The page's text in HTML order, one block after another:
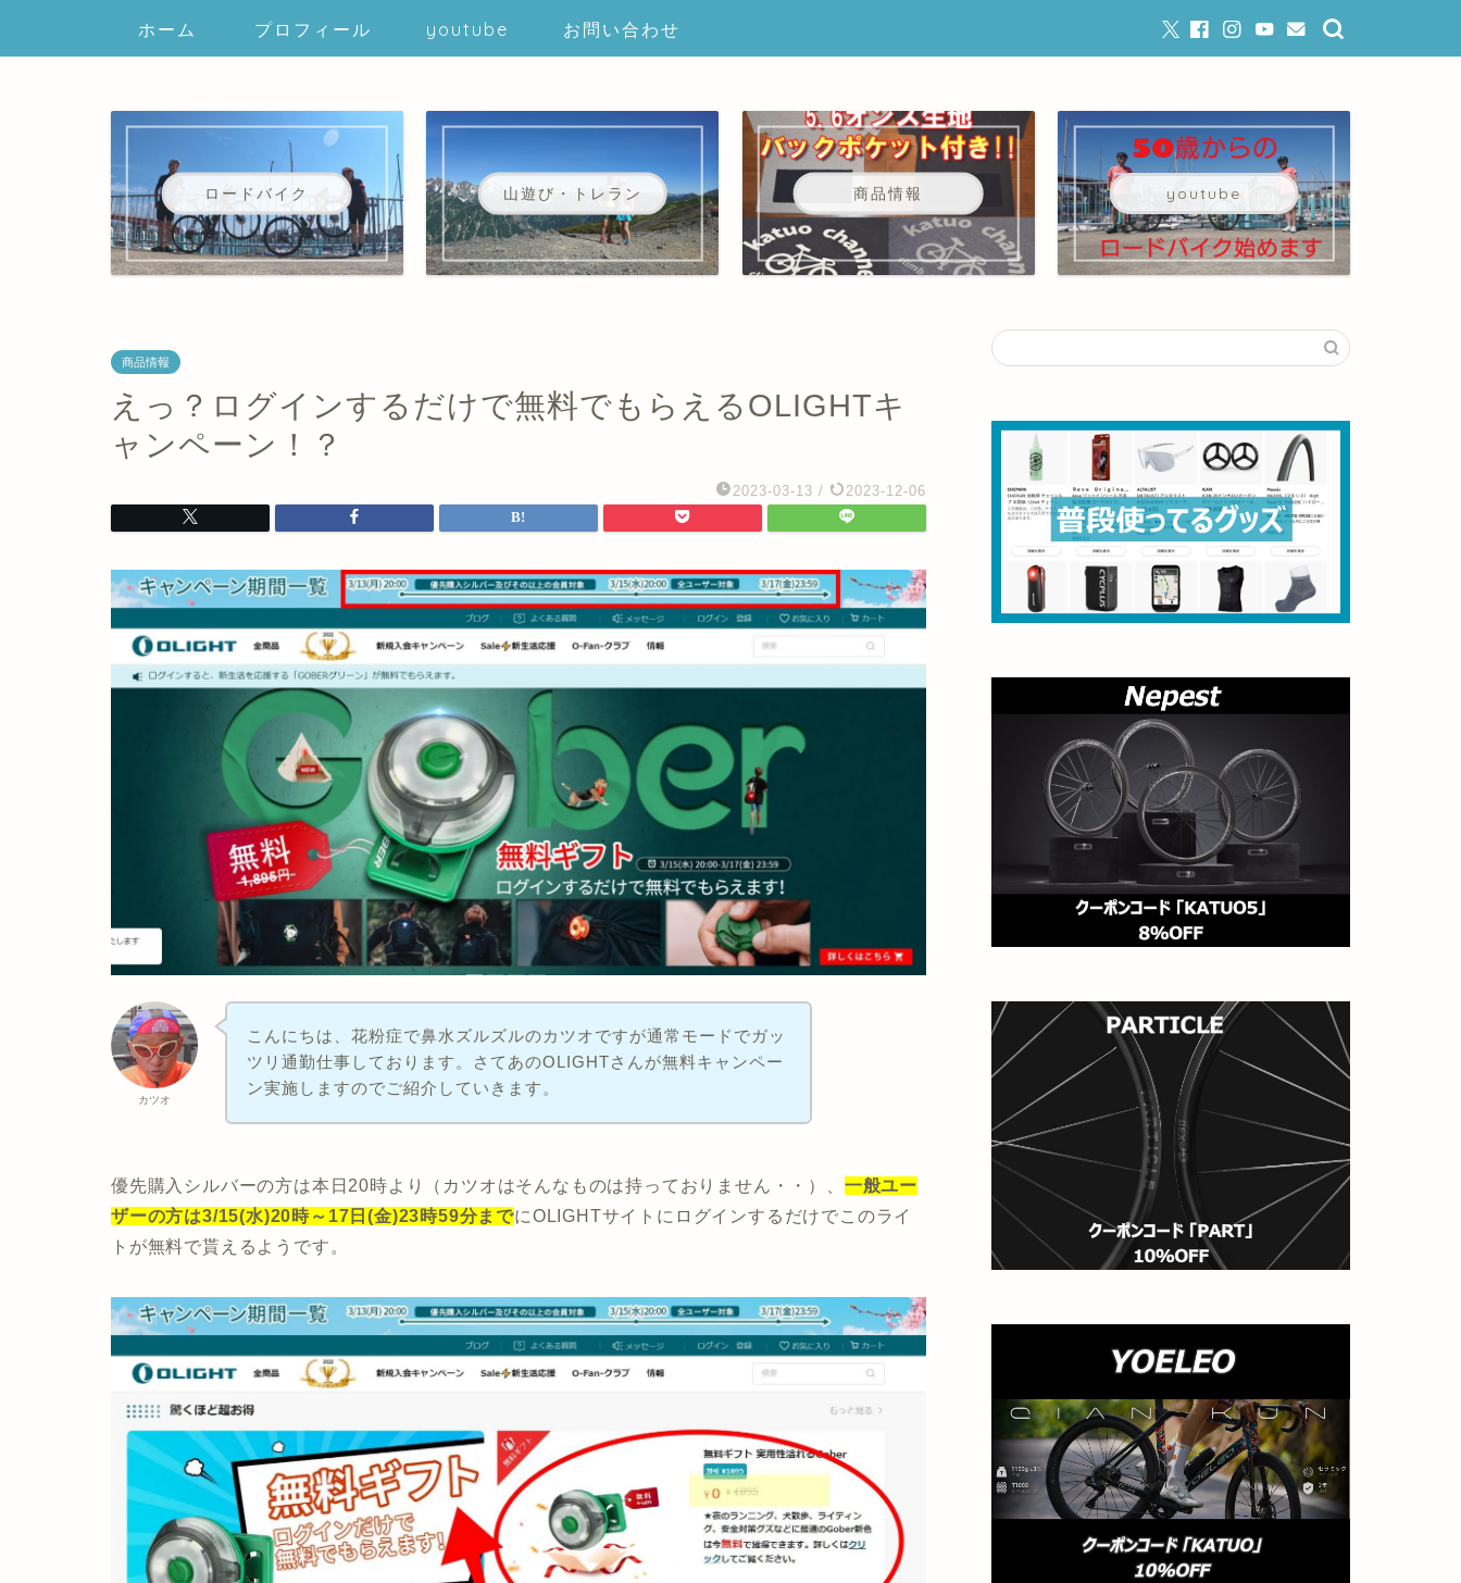
ホーム プロフィール youtube お問い合わせ
ロードバイク 山遊び・トレラン 商品情報 youtube
商品情報
えっ？ログインするだけで無料でもらえるOLIGHTキ
ャンペーン！？
2023-03-13 / 2023-12-06
カツオ
こんにちは、花粉症で鼻水ズルズルのカツオですが通常モードでガッ
ツリ通勤仕事しております。さてあのOLIGHTさんが無料キャンペー
ン実施しますのでご紹介していきます。
優先購入シルバーの方は本日20時より（カツオはそんなものは持っておりません・・）、 一般ユー
ザーの方は3/15(水)20時～17日(金)23時59分までにOLIGHTサイトにログインするだけでこのライ
トが無料で貰えるようです。